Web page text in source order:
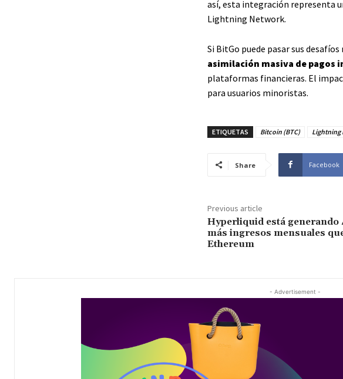
así, esta integración representa
Lightning Network.
Si BitGo puede pasar sus
asimilación masiva de pagos
plataformas financieras. El
para usuarios minoristas.
ETIQUETAS Bitcoin (BTC) Lightning
Share Facebook
Previous article
Hyperliquid está generando
más ingresos mensuales
Ethereum
- Advertisement -